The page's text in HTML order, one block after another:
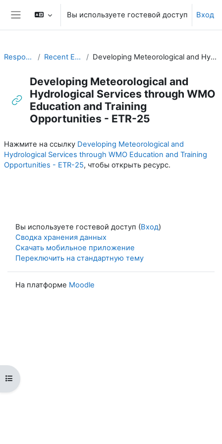
Перейти к основному содержанию
Боковая панель
Вы используете гостевой доступ Вход
Открыть оглавление курса
Responding to Challenges Recent ETR Publications of Relevance Developing Meteorological and Hydrological Services through WMO Education and Training Opportunities - ETR-25
Developing Meteorological and
Hydrological Services through WMO
Education and Training
Opportunities - ETR-25
Нажмите на ссылку Developing Meteorological and
Hydrological Services through WMO Education and Training
Opportunities - ETR-25, чтобы открыть ресурс.
Вы используете гостевой доступ (Вход)
Сводка хранения данных
Скачать мобильное приложение
Переключить на стандартную тему
На платформе Moodle